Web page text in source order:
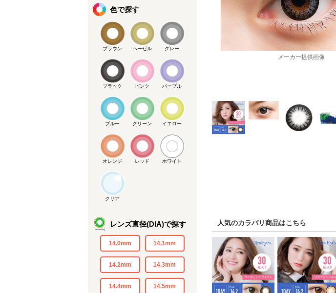
色で探す
ブラウン ヘーゼル グレー
ブラック ピンク パープル
ブルー グリーン イエロー
オレンジ レッド ホワイト
クリア
レンズ直径(DIA)で探す
14.0mm 14.1mm
14.2mm 14.3mm
14.4mm 14.5mm
メーカー提供画像
メーカー提供画像
人気のカラバリ商品はこちら